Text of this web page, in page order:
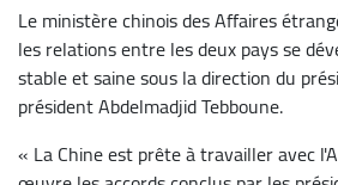
Le ministère chinois des Affaires
les relations entre les deux pays se
stable et saine sous la direction du
président Abdelmadjid Tebboune.
« La Chine est prête à travailler avec